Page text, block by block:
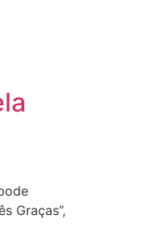
Graças”,